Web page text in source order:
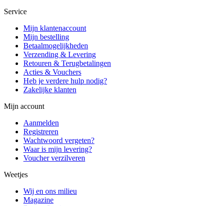
Service
Mijn klantenaccount
Mijn bestelling
Betaalmogelijkheden
Verzending & Levering
Retouren & Terugbetalingen
Acties & Vouchers
Heb je verdere hulp nodig?
Zakelijke klanten
Mijn account
Aanmelden
Registreren
Wachtwoord vergeten?
Waar is mijn levering?
Voucher verzilveren
Weetjes
Wij en ons milieu
Magazine